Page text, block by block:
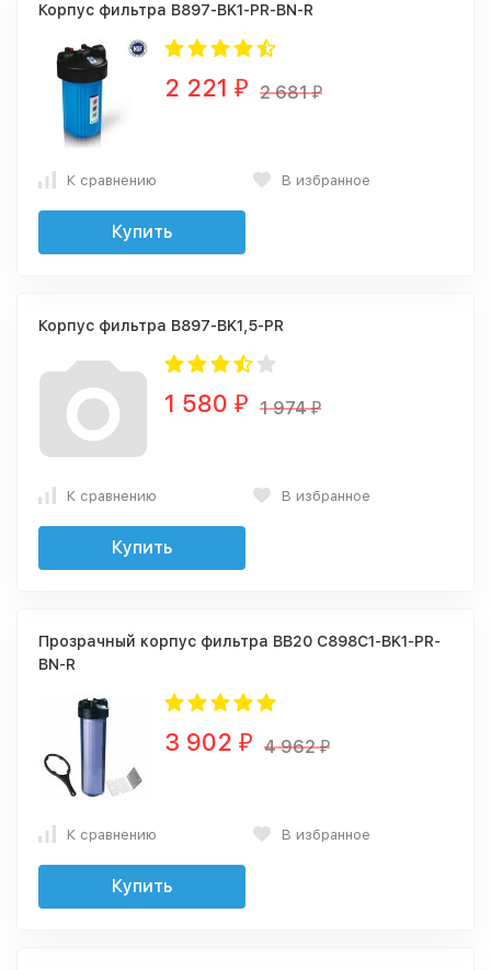
Корпус фильтра B897-BK1-PR-BN-R
2 221 ₽ 2 681₽
К сравнению В избранное
Купить
Корпус фильтра B897-BK1,5-PR
1 580 ₽ 1 974₽
К сравнению В избранное
Купить
Прозрачный корпус фильтра BB20 C898C1-BK1-PR-
BN-R
3 902 ₽ 4 962₽
К сравнению В избранное
Купить